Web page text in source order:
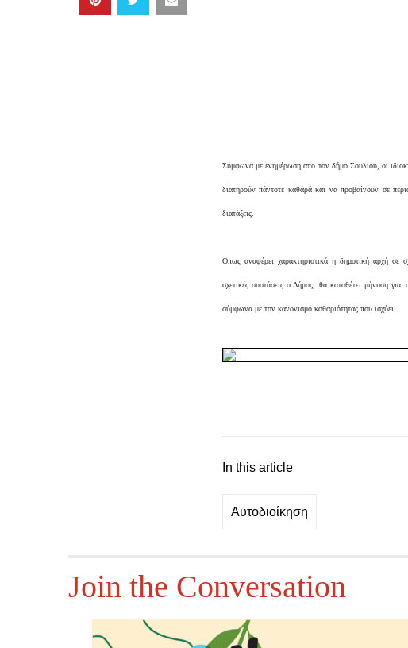
Σύμφωνα με ενημέρωση απο τον δήμο Σουλίου, οι
διατηρούν πάντοτε καθαρά και να προβαίνουν σε
διατάξεις.
Οπως αναφέρει χαρακτηριστικά η δημοτική αρχή σε
σχετικές συστάσεις ο Δήμος, θα καταθέτει μήνυση
σύμφωνα με τον κανονισμό καθαριότητας που ισχύει.
In this article
Αυτοδιοίκηση
Join the Conversation